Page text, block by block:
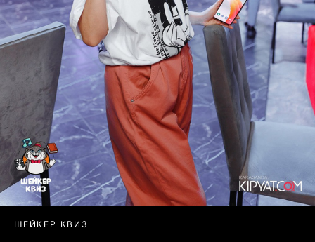
ШЕЙКЕР КВИЗ